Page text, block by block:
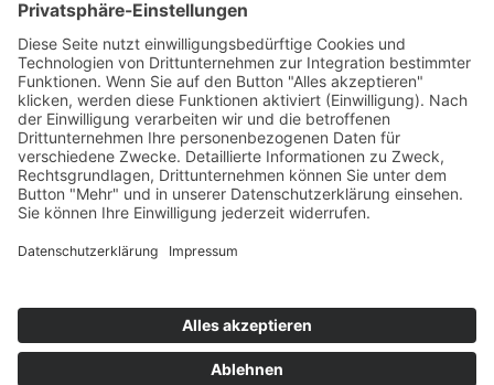
Geschäftsmodelle
›Vorstandswechsel Westenergie: Böddeling übernimmt
befristet
›Wasserstoff-Hochlauf: Dialog, Infrastruktur und
konkrete Schritte
›Solaranlage Regenbogenfarben: FC St. Pauli und
LichtBlick installieren erste weltweite Anlage
Jetzt an der STUDIE360 teilnehmen
Wir möchten Transparenz mit einheitlichen Kriterien
kostenlose Teilnahme wichtig. Die Ergebnisse werden
umgehend nach Teilnahme und Auswertung auf
unserer Webseite zur Verfügung gestellt.